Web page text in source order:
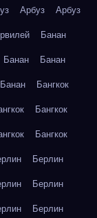
Арбуз
Арбуз
Банан
Банан
Банан
Банан
Бангкок
Бангкок
Бангкок
Берлин
Берлин
Берлин